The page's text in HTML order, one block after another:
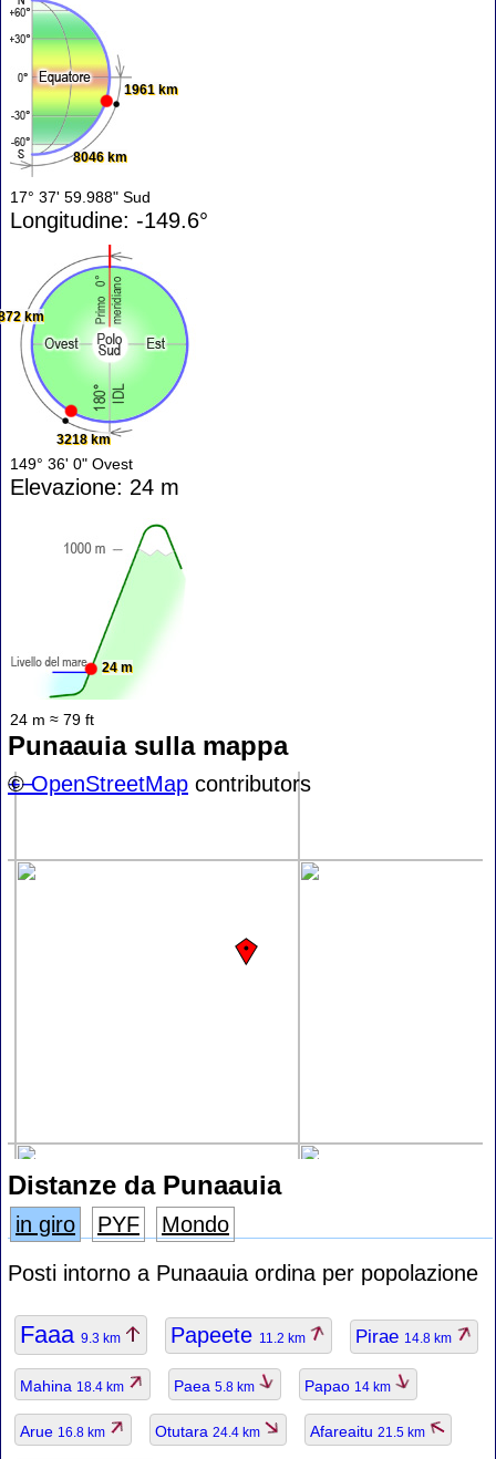
8046 km
1961 km
17° 37' 59.988" Sud
Longitudine: -149.6°
km
3218 km
149° 36' 0" Ovest
Elevazione: 24 m
24 m
24 m ≈ 79 ft
Punaauia sulla mappa
+−
©OpenStreetMap contributors
Distanze da Punaauia
in giro PYF
Mondo
Posti intorno a Punaauia ordina per popolazione
Faaa 9.3 km Papeete 11.2 km Pirae 14.8 km
Mahina 18.4 km Paea 5.8 km Papao 14 km
Arue 16.8 km Otutara 24.4 km Afareaitu 21.5 km